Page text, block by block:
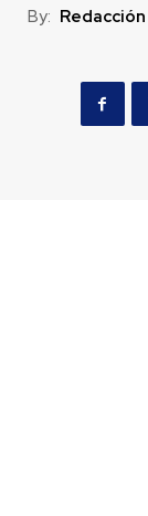
By: Redacción